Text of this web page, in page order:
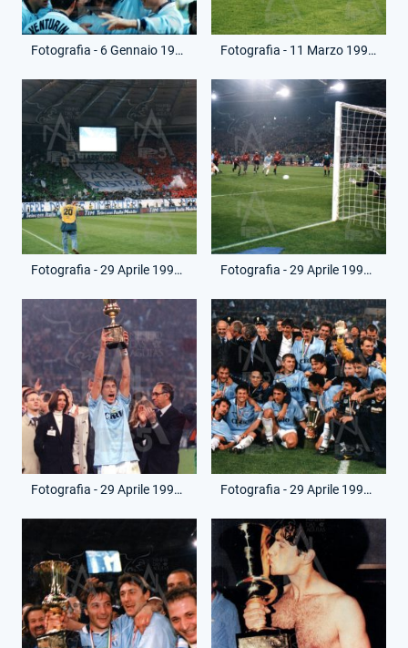
Fotografia - 6 Gennaio 1998 - Coppa Italia - Lazio-Roma Fotografia - 11 Marzo 1998 - Coppa Italia - Lazio-Juventus
Fotografia - 29 Aprile 1998 - Finale Ritorno - Lazio-Milan Fotografia - 29 Aprile 1998 - Finale Ritorno - Lazio-Milan
Fotografia - 29 Aprile 1998 - Finale Ritorno - Lazio-Milan Fotografia - 29 Aprile 1998 - Finale Ritorno - Lazio-Milan